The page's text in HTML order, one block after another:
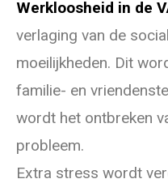
Werkloosheid in de
verlaging van de
moeilijkheden. Dit
familie- en
wordt het ontbreken
probleem.
Extra stress wordt